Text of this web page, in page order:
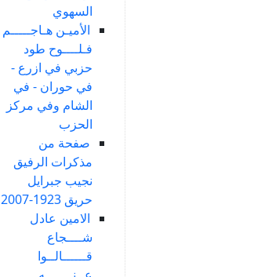
السهوي
الأميـن هـاجـــــم
فـلــــوح طود
حزبي في ازرع -
في حوران - في
الشام وفي مركز
الحزب
صفحة من
مذكرات الرفيق
نجيب جبرايل
حريق 1923-2007
الامين عادل
شــــجاع
قــــــالــوا